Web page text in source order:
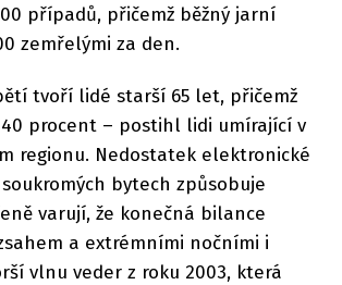
případů, přičemž běžný jarní
zemřelými za den.
tvoří lidé starší 65 let, přičemž
procent – postihl lidi umírající v
regionu. Nedostatek elektronické
bytech způsobuje
varují, že konečná bilance
a extrémními nočními i
vlnu veder z roku 2003, která